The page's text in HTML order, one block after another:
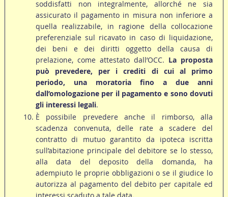
soddisfatti non integralmente, allorché ne sia
assicurato il pagamento in misura non inferiore a
quella realizzabile, in ragione della collocazione
preferenziale sul ricavato in caso di liquidazione,
dei beni e dei diritti oggetto della causa di
prelazione, come attestato dall’OCC. La proposta
può prevedere, per i crediti di cui al primo
periodo, una moratoria fino a due anni
dall’omologazione per il pagamento e sono dovuti
gli interessi legali.
È possibile prevedere anche il rimborso, alla
scadenza convenuta, delle rate a scadere del
contratto di mutuo garantito da ipoteca iscritta
sull’abitazione principale del debitore se lo stesso,
alla data del deposito della domanda, ha
adempiuto le proprie obbligazioni o se il giudice lo
autorizza al pagamento del debito per capitale ed